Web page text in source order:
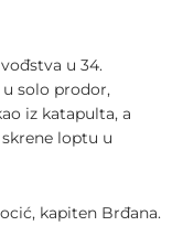
u 34.
solo prodor,
iz katapulta, a
loptu u
kapiten Brđana.